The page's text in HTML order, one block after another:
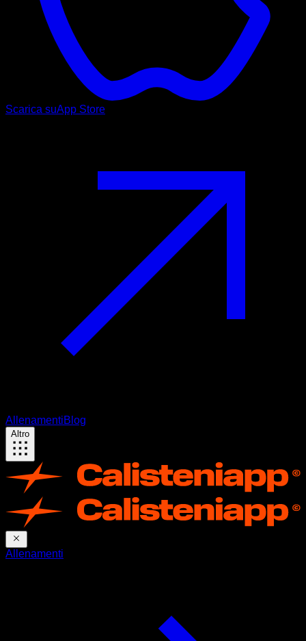
Scarica suApp Store
AllenamentiBlog
Altro
Allenamenti